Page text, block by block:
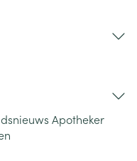
Apotheker